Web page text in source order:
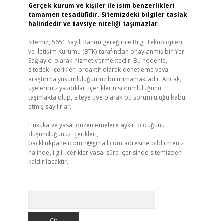
Gerçek kurum ve kişiler ile isim benzerlikleri
tamamen tesadüfidir. Sitemizdeki bilgiler taslak
halindedir ve tavsiye niteliği taşımazlar.
Sitemiz, 5651 Sayılı Kanun gereğince Bilgi Teknolojileri
ve İletişim Kurumu (BTK) tarafından onaylanmış bir Yer
Sağlayıcı olarak hizmet vermektedir. Bu nedenle,
sitedeki içerikleri proaktif olarak denetleme veya
araştırma yükümlülüğümüz bulunmamaktadır. Ancak,
üyelerimiz yazdıkları içeriklerin sorumluluğunu
taşımakta olup, siteye üye olarak bu sorumluluğu kabul
etmiş sayılırlar.
Hukuka ve yasal düzenlemelere aykırı olduğunu
düşündüğünüz içerikleri,
backlinkpanelicomtr@gmail.com adresine bildirmeniz
halinde, ilgili içerikler yasal süre içerisinde sitemizden
kaldırılacaktır.